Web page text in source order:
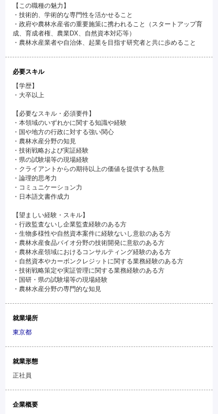
【この職種の魅力】
・技術的、学術的な専門性を活かせること
・政府や農林水産省の重要施策に携われること（スタートアップ育
成、育成者権、農業DX、自然資本対応等）
・農林水産業者や自治体、起業を目指す研究者と共に歩めること
必要スキル
【学歴】
・大卒以上
【必要なスキル・必須要件】
・本領域のいずれかに関する知識や経験
・国や地方の行政に対する強い関心
・農林水産分野の知見
・技術戦略および実証経験
・県の試験場等の現場経験
・クライアントからの期待以上の価値を提供する熱意
・論理的思考力
・コミュニケーション力
・日本語文書作成力
【望ましい経験・スキル】
・行政監査ないし企業監査経験のある方
・生物多様性や自然資本案件に経験ないし意欲のある方
・農林水産食品バイオ分野の技術開発に意欲のある方
・農林水産領域におけるコンサルティング経験のある方
・自然資本やカーボンクレジットに関する業務経験のある方
・技術戦略策定や実証管理に関する業務経験のある方
・国研・県の試験場等の現場経験
・農林水産分野の専門的な知見
就業場所
東京都
就業形態
正社員
企業概要